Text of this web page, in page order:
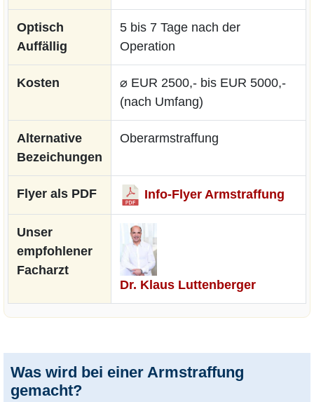
Optisch
Auffällig
5 bis 7 Tage nach der
Operation
Kosten
⌀ EUR 2500,- bis EUR 5000,-
(nach Umfang)
Alternative
Bezeichungen
Oberarmstraffung
Flyer als PDF Info-Flyer Armstraffung
Unser
empfohlener
Facharzt
Dr. Klaus Luttenberger
Was wird bei einer Armstraffung
gemacht?